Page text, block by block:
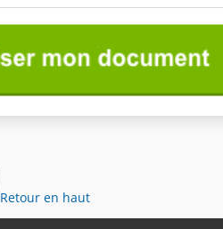
Retour en haut